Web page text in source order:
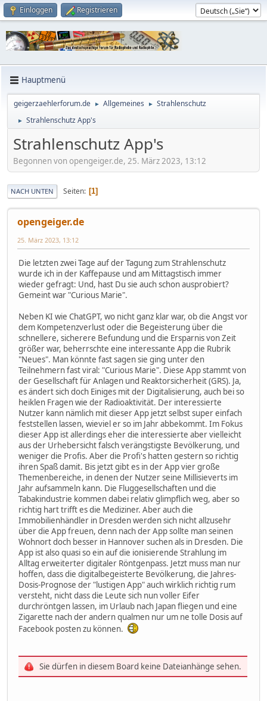
Einloggen Registrieren
Hauptmenü
geigerzaehlerforum.de ► Allgemeines ► Strahlenschutz
► Strahlenschutz App's
Strahlenschutz App's
Begonnen von opengeiger.de, 25. März 2023, 13:12
NACH UNTEN Seiten 1
opengeiger.de
25. März 2023, 13:12
Die letzten zwei Tage auf der Tagung zum Strahlenschutz
wurde ich in der Kaffepause und am Mittagstisch immer
wieder gefragt: Und, hast Du sie auch schon ausprobiert?
Gemeint war "Curious Marie".
Neben KI wie ChatGPT, wo nicht ganz klar war, ob die Angst vor
dem Kompetenzverlust oder die Begeisterung über die
schnellere, sicherere Befundung und die Ersparnis von Zeit
größer war, beherrschte eine interessante App die Rubrik
"Neues". Man könnte fast sagen sie ging unter den
Teilnehmern fast viral: "Curious Marie". Diese App stammt von
der Gesellschaft für Anlagen und Reaktorsicherheit (GRS). Ja,
es ändert sich doch Einiges mit der Digitalisierung, auch bei so
heiklen Fragen wie der Radioaktivität. Der interessierte
Nutzer kann nämlich mit dieser App jetzt selbst super einfach
feststellen lassen, wieviel er so im Jahr abbekommt. Im Fokus
dieser App ist allerdings eher die interessierte aber vielleicht
aus der Urhebersicht falsch verängstigste Bevölkerung, und
weniger die Profis. Aber die Profi's hatten gestern so richtig
ihren Spaß damit. Bis jetzt gibt es in der App vier große
Themenbereiche, in denen der Nutzer seine Millisieverts im
Jahr aufsammeln kann. Die Fluggesellschaften und die
Tabakindustrie kommen dabei relativ glimpflich weg, aber so
richtig hart trifft es die Mediziner. Aber auch die
Immobilienhändler in Dresden werden sich nicht allzusehr
über die App freuen, denn nach der App sollte man seinen
Wohnort doch besser in Hannover suchen als in Dresden. Die
App ist also quasi so ein auf die ionisierende Strahlung im
Alltag erweiterter digitaler Röntgenpass. Jetzt muss man nur
hoffen, dass die digitalbegeisterte Bevölkerung, die Jahres-
Dosis-Prognose der "lustigen App" auch wirklich richtig rum
versteht, nicht dass die Leute sich nun voller Eifer
durchröntgen lassen, im Urlaub nach Japan fliegen und eine
Zigarette nach der andern qualmen nur um ne tolle Dosis auf
Facebook posten zu können.
Sie dürfen in diesem Board keine Dateianhänge sehen.